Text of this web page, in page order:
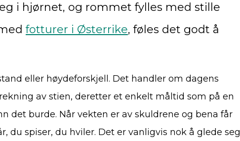
i hjørnet, og rommet fylles med stille
fotturer i Østerrike, føles det godt å
eller høydeforskjell. Det handler om dagens
av stien, deretter et enkelt måltid som på en
det burde. Når vekten er av skuldrene og bena får
du spiser, du hviler. Det er vanligvis nok å glede seg